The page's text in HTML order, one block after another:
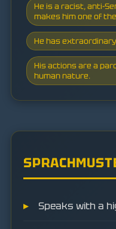
He is a racist, anti-
makes him one of
He has
His actions are a
human nature.
Speaks with a